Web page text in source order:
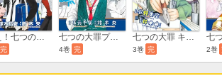
迷え！七つの大罪学園！
完
七つの大罪プロダクション
4巻 完
七つの大罪 キングのまんが道
3巻 完 2巻